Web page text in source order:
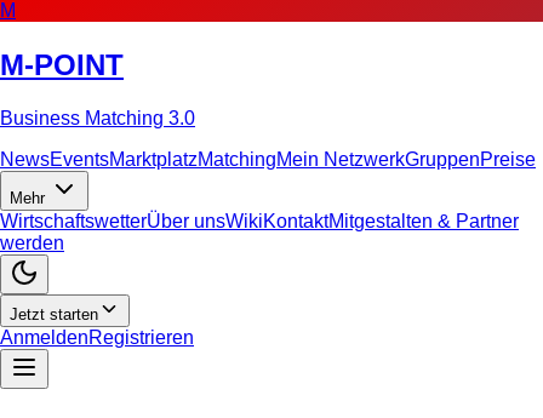
M
M-POINT
Business Matching 3.0
NewsEventsMarktplatzMatchingMein NetzwerkGruppenPreise
Mehr
WirtschaftswetterÜber unsWikiKontaktMitgestalten & Partner
werden
Jetzt starten
AnmeldenRegistrieren